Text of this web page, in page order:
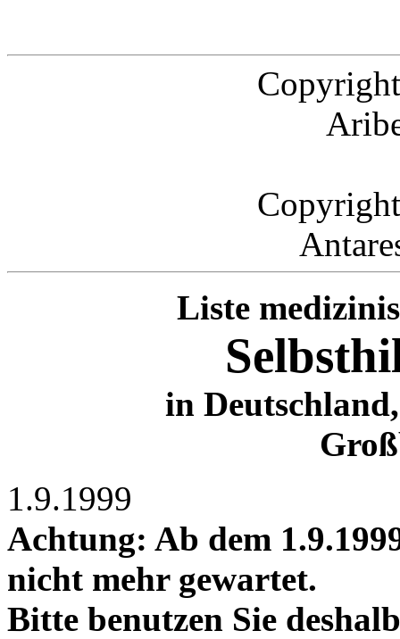
Liste
in
1.9.1999
Achtung: Ab dem
nicht mehr gewartet.
Bitte benutzen Sie